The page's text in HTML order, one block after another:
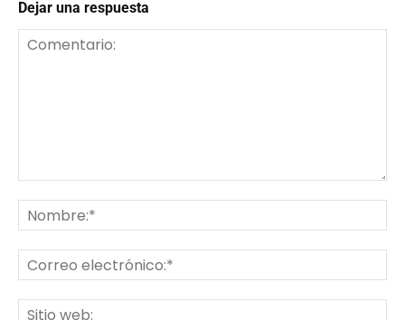
Dejar una respuesta